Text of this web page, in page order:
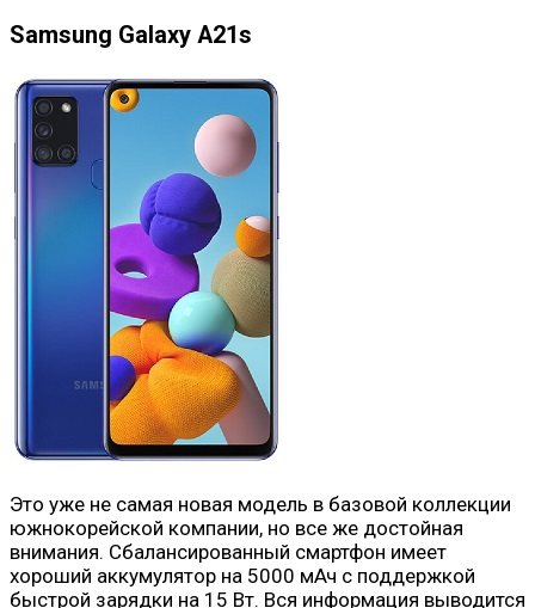
Samsung Galaxy A21s
Это уже не самая новая модель в базовой коллекции
южнокорейской компании, но все же достойная
внимания. Сбалансированный смартфон имеет
хороший аккумулятор на 5000 мАч с поддержкой
быстрой зарядки на 15 Вт. Вся информация выводится